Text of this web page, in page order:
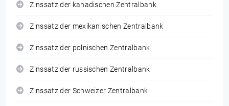
Zinssatz der kanadischen Zentralbank
Zinssatz der mexikanischen Zentralbank
Zinssatz der polnischen Zentralbank
Zinssatz der russischen Zentralbank
Zinssatz der Schweizer Zentralbank